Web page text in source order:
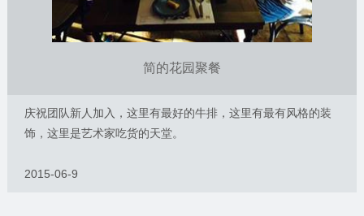
简的花园聚餐
庆祝团队新人加入，这里有最好的牛排，这里有最有风格的装
饰，这里是艺术家吃货的天堂。
2015-06-9